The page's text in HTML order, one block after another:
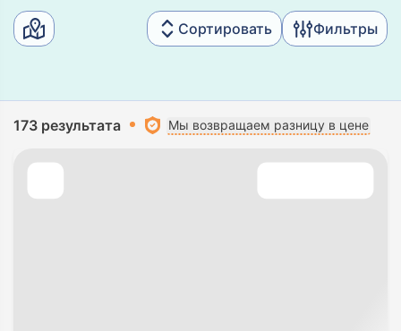
Сортировать Фильтры
173 результата Мы возвращаем разницу в цене